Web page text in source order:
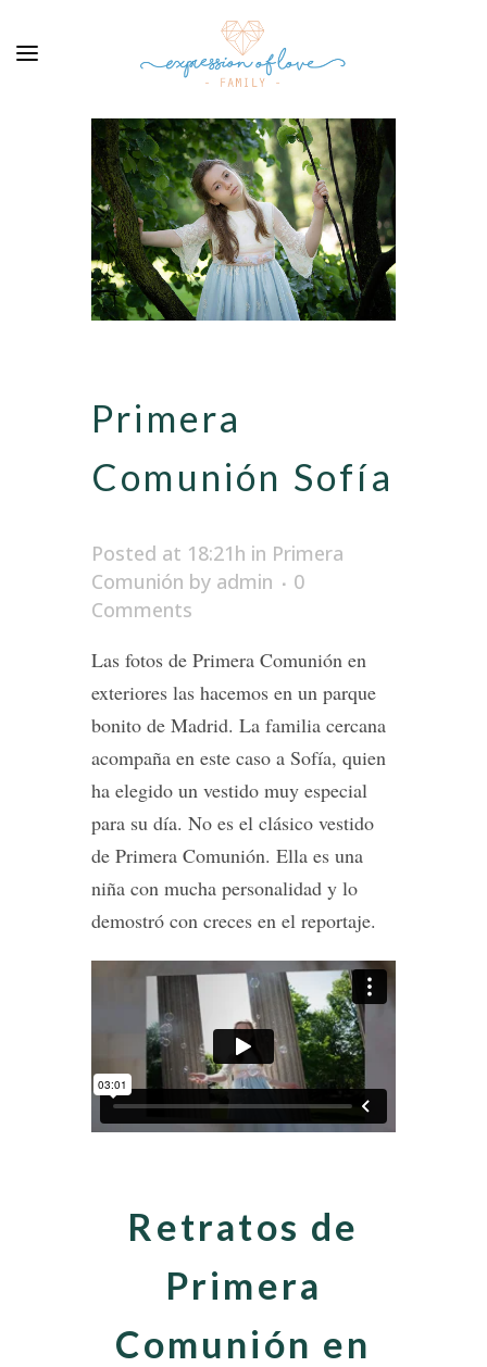
Primera
Comunión Sofía
Posted at 18:21h in Primera
Comunión by admin
0
Comments
Las fotos de Primera Comunión en
exteriores las hacemos en un parque
bonito de Madrid. La familia cercana
acompaña en este caso a Sofía, quien
ha elegido un vestido muy especial
para su día. No es el clásico vestido
de Primera Comunión. Ella es una
niña con mucha personalidad y lo
demostró con creces en el reportaje.
Retratos de
Primera
Comunión en